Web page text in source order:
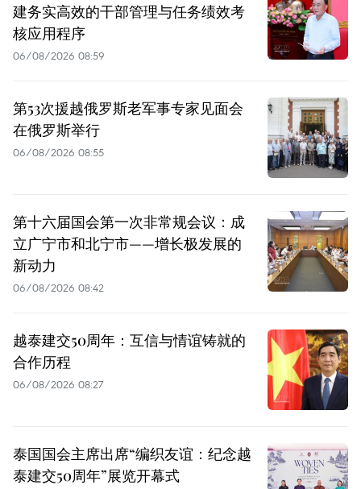
建务实高效的干部管理与任务绩效考
核应用程序
06/08/2026 08:59
第53次援越俄罗斯老军事专家见面会
在俄罗斯举行
06/08/2026 08:55
第十六届国会第一次非常规会议：成
立广宁市和北宁市——增长极发展的
新动力
06/08/2026 08:42
越泰建交50周年：互信与情谊铸就的
合作历程
06/08/2026 08:27
泰国国会主席出席“编织友谊：纪念越
泰建交50周年”展览开幕式